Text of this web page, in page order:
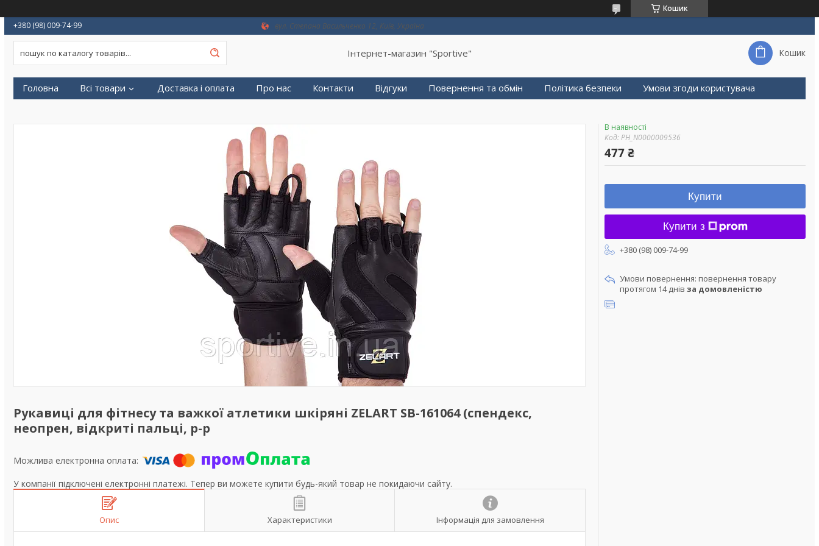
Кошик
+380 (98) 009-74-99
вул. Степана Васильченко 12, Київ, Україна
Інтернет-магазин "Sportive" Кошик
Головна Всі товари Доставка і оплата Про нас Контакти Відгуки Повернення та обмін Політика безпеки Умови згоди користувача
Рукавиці для фітнесу та важкої атлетики шкіряні ZELART SB-161064 (спендекс,
неопрен, відкриті пальці, р-р
У компанії підключені електронні платежі. Тепер ви можете купити будь-який товар не покидаючи сайту.
Опис Характеристики Інформація для замовлення
В наявності
Код:PH_N0000009536
477 ₴
Купити
Купити з
+380 (98) 009-74-99
повернення товару
протягом 14 днів за домовленістю